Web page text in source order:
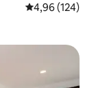
Средна
4,96 (124)